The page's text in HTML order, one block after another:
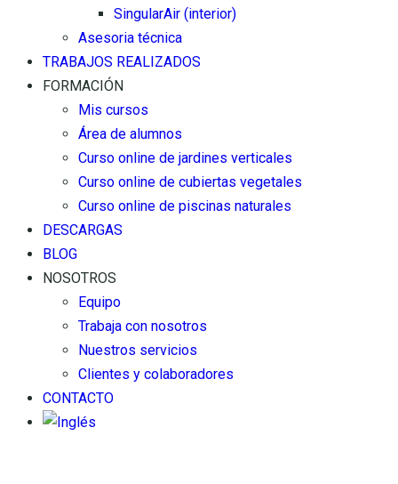
SingularAir (interior)
Asesoria técnica
TRABAJOS REALIZADOS
FORMACIÓN
Mis cursos
Área de alumnos
Curso online de jardines verticales
Curso online de cubiertas vegetales
Curso online de piscinas naturales
DESCARGAS
BLOG
NOSOTROS
Equipo
Trabaja con nosotros
Nuestros servicios
Clientes y colaboradores
CONTACTO